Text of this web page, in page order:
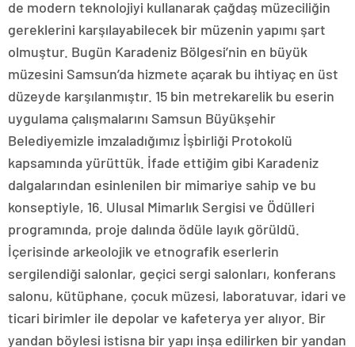
de modern teknolojiyi kullanarak çağdaş müzeciliğin
gereklerini karşılayabilecek bir müzenin yapımı şart
olmuştur. Bugün Karadeniz Bölgesi’nin en büyük
müzesini Samsun’da hizmete açarak bu ihtiyaç en üst
düzeyde karşılanmıştır. 15 bin metrekarelik bu eserin
uygulama çalışmalarını Samsun Büyükşehir
Belediyemizle imzaladığımız İşbirliği Protokolü
kapsamında yürüttük. İfade ettiğim gibi Karadeniz
dalgalarından esinlenilen bir mimariye sahip ve bu
konseptiyle, 16. Ulusal Mimarlık Sergisi ve Ödülleri
programında, proje dalında ödüle layık görüldü.
İçerisinde arkeolojik ve etnografik eserlerin
sergilendiği salonlar, geçici sergi salonları, konferans
salonu, kütüphane, çocuk müzesi, laboratuvar, idari ve
ticari birimler ile depolar ve kafeterya yer alıyor. Bir
yandan böylesi istisna bir yapı inşa edilirken bir yandan